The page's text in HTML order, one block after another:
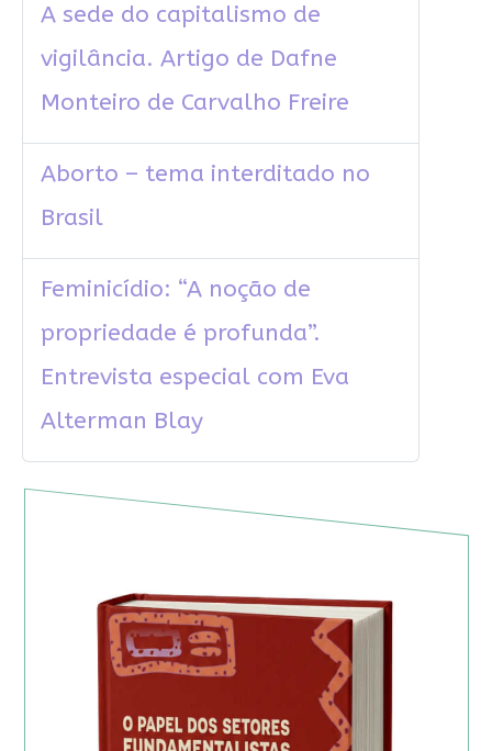
A sede do capitalismo de
vigilância. Artigo de Dafne
Monteiro de Carvalho Freire
Aborto – tema interditado no
Brasil
Feminicídio: “A noção de
propriedade é profunda”.
Entrevista especial com Eva
Alterman Blay